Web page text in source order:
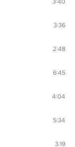
3:36
2:48
6:45
4:04
5:34
3:19